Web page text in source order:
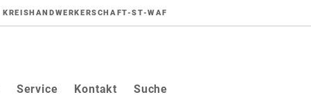
KREISHANDWERKERSCHAFT-ST-WAF
Service Kontakt Suche